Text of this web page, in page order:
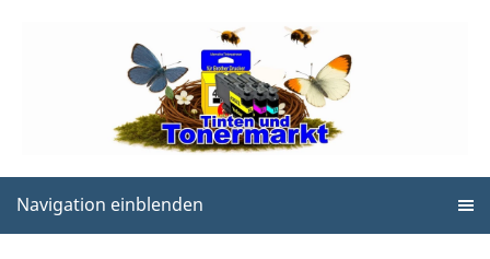
Navigation einblenden